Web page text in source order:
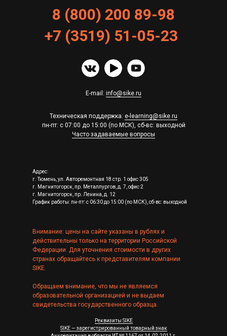
8 (800) 200 89-98
+7 (3519) 51 -05-23
E-mail: info@sike.ru
Адрес:
г. Тюмень, ул. Авторемонтная 18 стр. 1 офис 305
г. Магнитогорск, пр. Металлургов, д. 7, офис 2
г. Магнитогорск, пр. Ленина, д. 12
График работы: пн-пт: с 06:30 до 15:00 (по МСК), сб-вс: выходной
Реквизиты SIKE
SIKE — зарегистрированный товарный знак
Техническая поддержка: e-learning@sike.ru
пн-пт: с 07:00 до 15:00 (по МСК), сб-вс: выходной
Часто задаваемые вопросы
Внимание: цены на сайте указаны в рублях и
действительны только на территории Российской
Федерации. Для уточнения стоимости в других
странах обращайтесь к представителям компании
SIKE.
Обращаем внимание, что мы не являемся
образовательной организацией и не выдаем
свидетельства государственного образца.